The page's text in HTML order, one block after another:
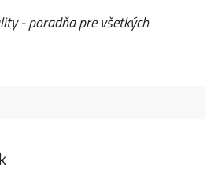
- poradňa pre všetkých